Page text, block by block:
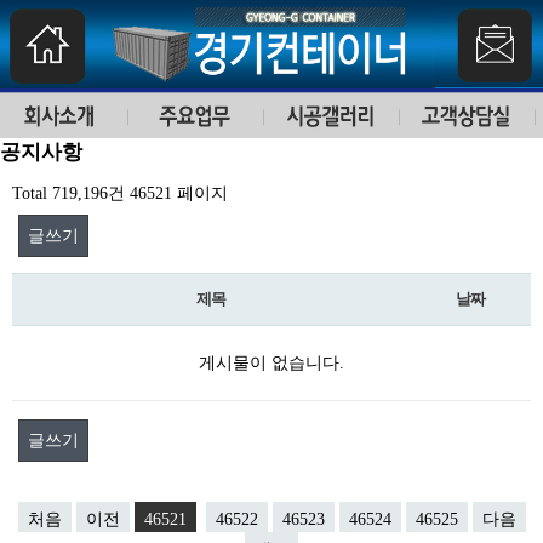
공지사항
Total 719,196건 46521 페이지
글쓰기
제목 날짜
게시물이 없습니다.
글쓰기
처음 이전 46521 46522 46523 46524 46525
다음